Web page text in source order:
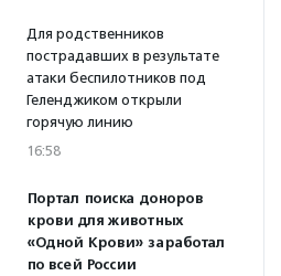
Для родственников
пострадавших в результате
атаки беспилотников под
Геленджиком открыли
горячую линию
16:58
Портал поиска доноров
крови для животных
«Одной Крови» заработал
по всей России